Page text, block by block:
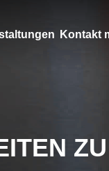
Kontakt